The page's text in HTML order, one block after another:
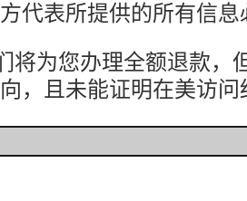
代表所提供的所有信息
为您办理全额退款，
，且未能证明在美访问